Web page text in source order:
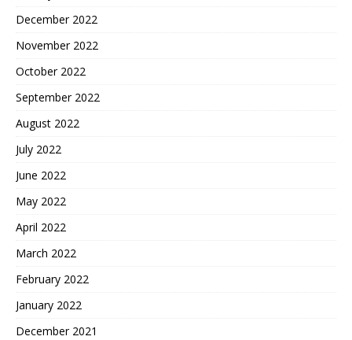
December 2022
November 2022
October 2022
September 2022
August 2022
July 2022
June 2022
May 2022
April 2022
March 2022
February 2022
January 2022
December 2021